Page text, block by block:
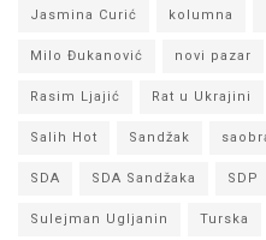
Jasmina Curić kolumna
Milo Đukanović novi pazar
Rasim Ljajić Rat u Ukrajini
Salih Hot Sandžak
SDA SDA Sandžaka SDP
Sulejman Ugljanin Turska